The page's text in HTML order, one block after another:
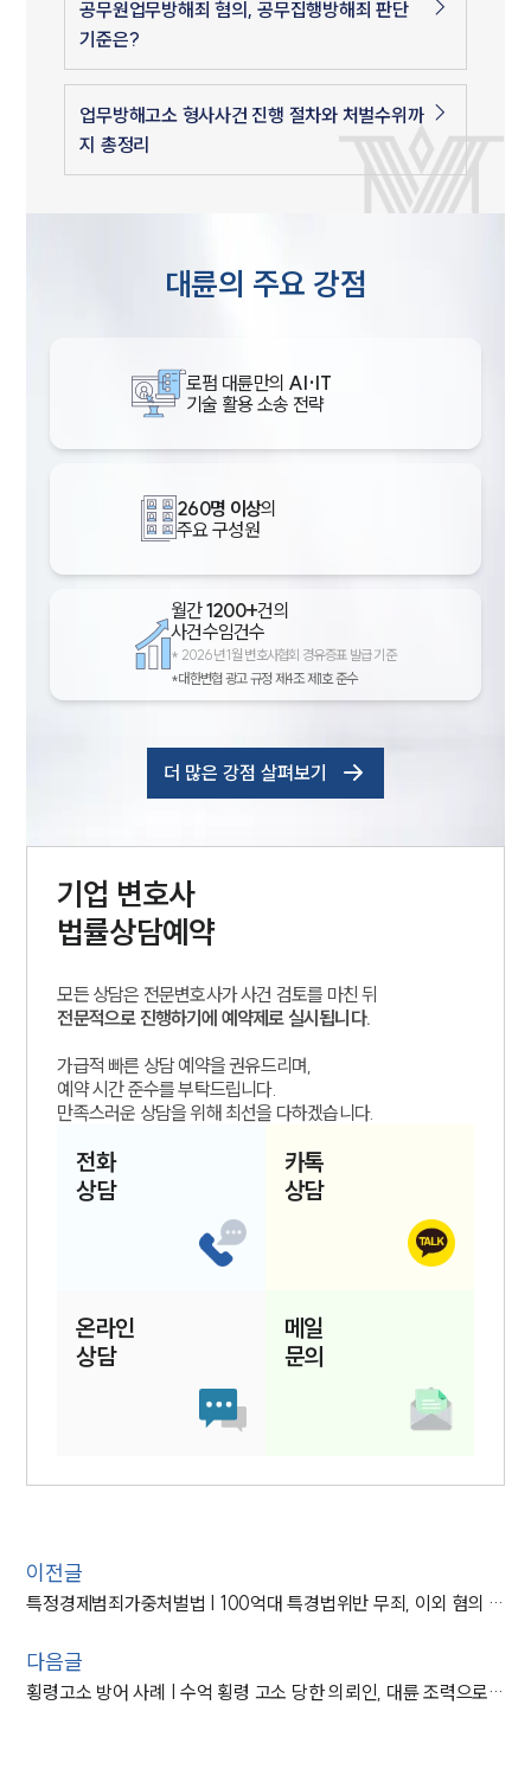
공무원업무방해죄 혐의, 공무집행방해죄 판단
기준은?
업무방해고소 형사사건 진행 절차와 처벌수위까
지 총정리
대륜의 주요 강점
로펌 대륜만의 AI·IT
기술 활용 소송 전략
260명 이상의
주요 구성원
월간1200+건의
사건수임건수
* 2026년 1월 변호사협회 경유증표 발급 기준
*대한변협 광고 규정 제4조 제1호 준수
더 많은 강점 살펴보기
기업 변호사
법률상담예약
모든 상담은 전문변호사가 사건 검토를 마친 뒤
전문적으로 진행하기에 예약제로 실시됩니다.
가급적 빠른 상담 예약을 권유드리며,
예약 시간 준수를 부탁드립니다.
만족스러운 상담을 위해 최선을 다하겠습니다.
전화
상담
카톡
상담
온라인
상담
메일
문의
이전글
특정경제범죄가중처벌법 | 100억대 특경법위반 무죄, 이외 혐의 집행유예
다음글
횡령고소 방어 사례 | 수억 횡령 고소 당한 의뢰인, 대륜 조력으로 혐의없음 결정